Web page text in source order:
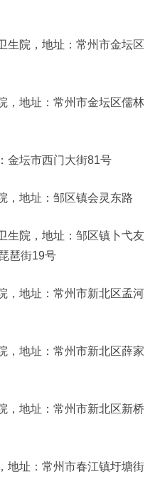
生院，地址：常州市金坛区
，地址：常州市金坛区儒林
金坛市西门大街81号
，地址：邹区镇会灵东路
生院，地址：邹区镇卜弋友
琶街19号
，地址：常州市新北区孟河
，地址：常州市新北区薛家
，地址：常州市新北区新桥
地址：常州市春江镇圩塘街